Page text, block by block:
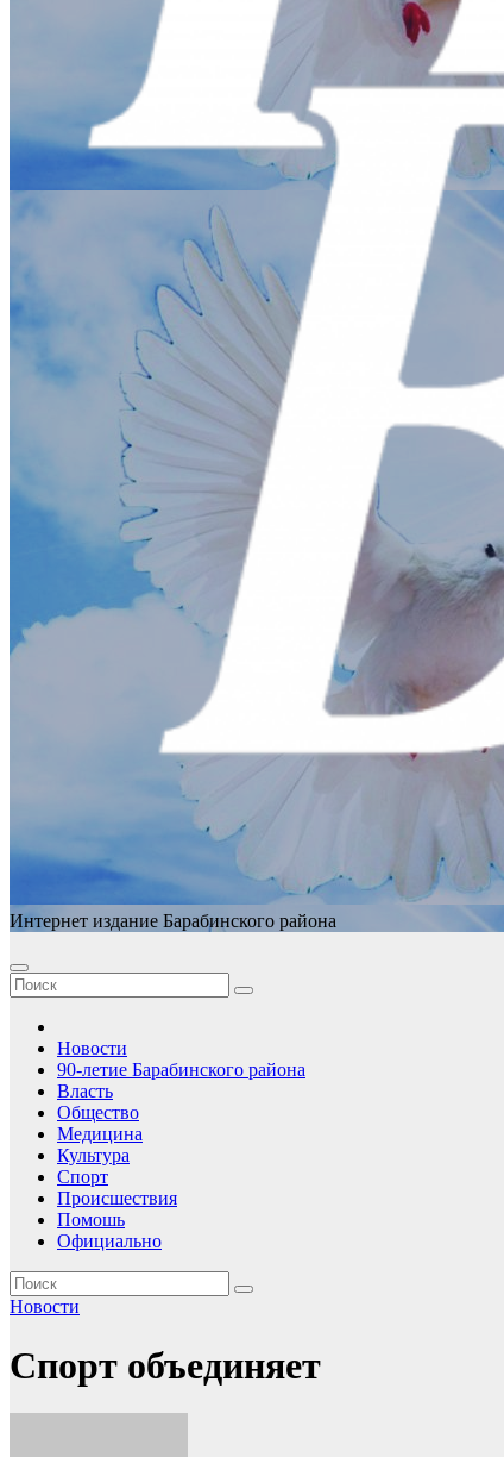
Интернет издание Барабинского района
Новости
90-летие Барабинского района
Власть
Общество
Медицина
Культура
Спорт
Происшествия
Помошь
Официально
Новости
Спорт объединяет